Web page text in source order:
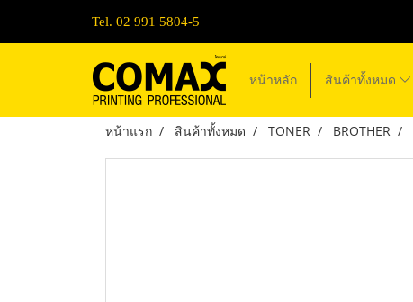
Tel. 02 991 5804-5
หน้าหลัก สินค้าทั้งหมด
หน้าแรก สินค้าทั้งหมด TONER BROTHER